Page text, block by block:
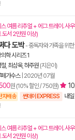
여름 리추얼 + 에그 트레이. 사
도서 2만원 이상)
다 도박- 중독자와 가족을 위
학 시리즈 1
최삼욱, 하주원 (지은이)
가수스| 2020년 07월
원 (10% 할인 / 750원)
자배송 썬데이 EXPRESS 내
여름 리추얼 + 에그 트레이. 사
도서 2만원 이상)